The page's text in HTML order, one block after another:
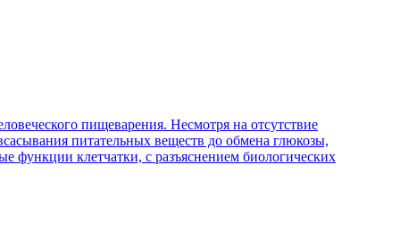
пищеварения. Несмотря на отсутствие
питательных веществ до обмена глюкозы,
функции клетчатки, с разъяснением биологических